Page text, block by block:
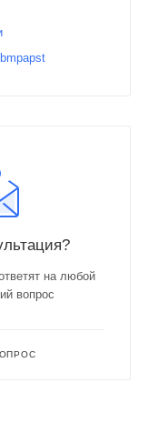
на любой
вопрос